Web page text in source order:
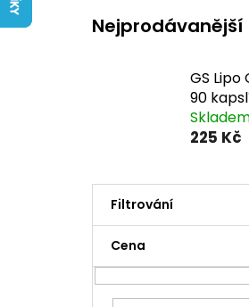
Nejprodávanější
GS
90
225 Kč
s
Cena